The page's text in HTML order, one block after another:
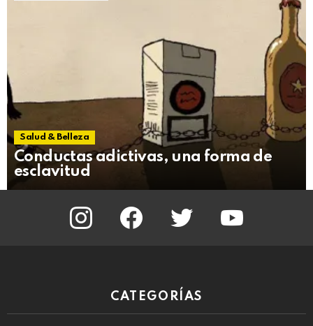
Salud & Belleza
Conductas adictivas, una forma de
esclavitud
instagram facebook twitter youtube
CATEGORÍAS